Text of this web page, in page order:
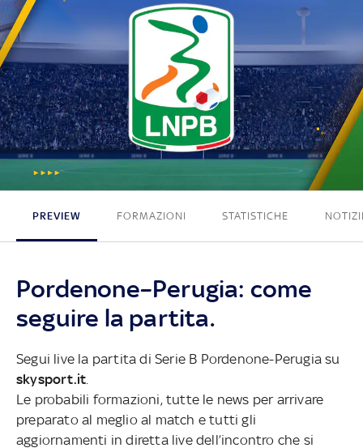
0 - 1
PREVIEW FORMAZIONI STATISTICHE
Pordenone–Perugia: come
seguire la partita.
Segui live la partita di Serie B Pordenone-Perugia su
skysport.it
Le probabili formazioni, tutte le news per arrivare
preparato al meglio al match e tutti gli
aggiornamenti in diretta live dell’incontro che si